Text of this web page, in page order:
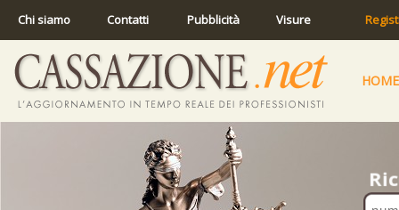
Chi siamo Contatti Pubblicità Visure
HOME